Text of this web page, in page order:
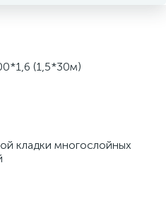
(1,5*30м)
кладки многослойных